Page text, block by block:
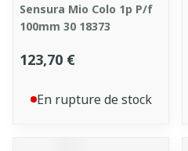
Sensura Mio Colo 1p P/f
100mm 30 18373
123,70 €
En rupture de stock